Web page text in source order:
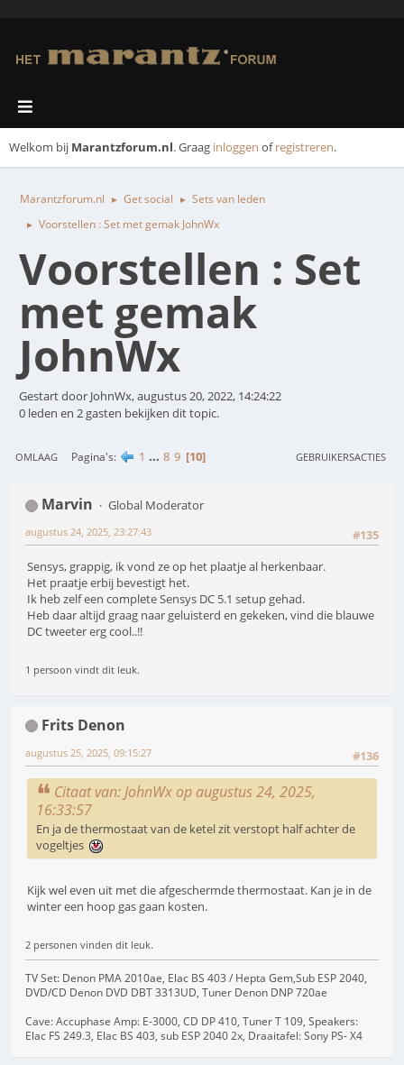
Welkom bij Marantzforum.nl. Graag inloggen ofregistreren.
Marantzforum.nl ► Get social ► Sets van leden
► Voorstellen : Set met gemak JohnWx
Voorstellen : Set
met gemak
JohnWx
Gestart door JohnWx, augustus 20, 2022, 14:24:22
0 leden en 2 gasten bekijken dit topic.
OMLAAG Pagina's 1 ... 8 9 10 GEBRUIKERSACTIES
Marvin
Global Moderator
#135
augustus 24, 2025, 23:27:43
Sensys, grappig, ik vond ze op het plaatje al herkenbaar.
Het praatje erbij bevestigt het.
Ik heb zelf een complete Sensys DC 5.1 setup gehad.
Heb daar altijd graag naar geluisterd en gekeken, vind die blauwe
DC tweeter erg cool..!!
1 persoon vindt dit leuk.
Frits Denon
#136
augustus 25, 2025, 09:15:27
Citaat van: JohnWx op augustus 24, 2025,
16:33:57
En ja de thermostaat van de ketel zit verstopt half achter de
vogeltjes
Kijk wel even uit met die afgeschermde thermostaat. Kan je in de
winter een hoop gas gaan kosten.
2 personen vinden dit leuk.
TV Set: Denon PMA 2010ae, Elac BS 403 / Hepta Gem,Sub ESP 2040,
DVD/CD Denon DVD DBT 3313UD, Tuner Denon DNP 720ae
Cave: Accuphase Amp: E-3000, CD DP 410, Tuner T 109, Speakers:
Elac FS 249.3, Elac BS 403, sub ESP 2040 2x, Draaitafel: Sony PS- X4